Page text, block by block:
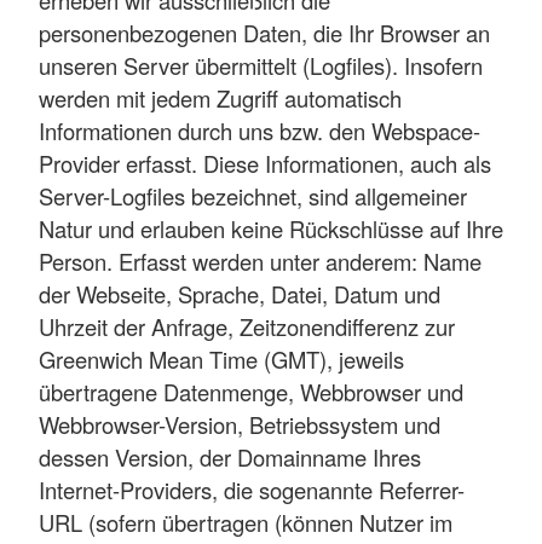
personenbezogenen Daten, die Ihr Browser an
unseren Server übermittelt (Logfiles). Insofern
werden mit jedem Zugriff automatisch
Informationen durch uns bzw. den Webspace-
Provider erfasst. Diese Informationen, auch als
Server-Logfiles bezeichnet, sind allgemeiner
Natur und erlauben keine Rückschlüsse auf Ihre
Person. Erfasst werden unter anderem: Name
der Webseite, Sprache, Datei, Datum und
Uhrzeit der Anfrage, Zeitzonendifferenz zur
Greenwich Mean Time (GMT), jeweils
übertragene Datenmenge, Webbrowser und
Webbrowser-Version, Betriebssystem und
dessen Version, der Domainname Ihres
Internet-Providers, die sogenannte Referrer-
URL (sofern übertragen (können Nutzer im